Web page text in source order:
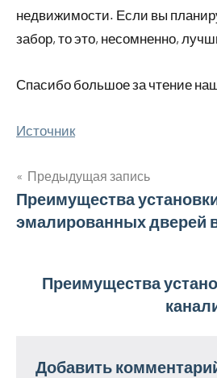
недвижимости. Если вы
забор, то это, несомненно,
Спасибо большое за чтение
Источник
Навигация
по
Предыдущая запись
Преимущества
эмалированных дверей
Преимущества
Добавить